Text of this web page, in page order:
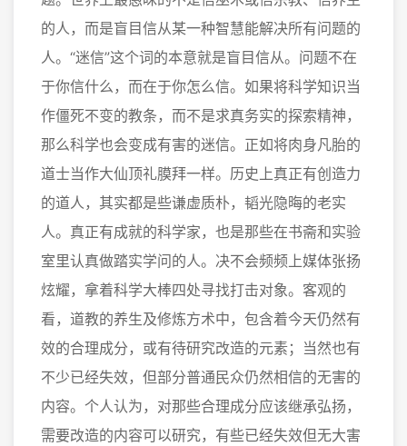
的人，而是盲目信从某一种智慧能解决所有问题的
人。“迷信”这个词的本意就是盲目信从。问题不在
于你信什么，而在于你怎么信。如果将科学知识当
作僵死不变的教条，而不是求真务实的探索精神，
那么科学也会变成有害的迷信。正如将肉身凡胎的
道士当作大仙顶礼膜拜一样。历史上真正有创造力
的道人，其实都是些谦虚质朴，韬光隐晦的老实
人。真正有成就的科学家，也是那些在书斋和实验
室里认真做踏实学问的人。决不会频频上媒体张扬
炫耀，拿着科学大棒四处寻找打击对象。客观的
看，道教的养生及修炼方术中，包含着今天仍然有
效的合理成分，或有待研究改造的元素；当然也有
不少已经失效，但部分普通民众仍然相信的无害的
内容。个人认为，对那些合理成分应该继承弘扬，
需要改造的内容可以研究，有些已经失效但无大害